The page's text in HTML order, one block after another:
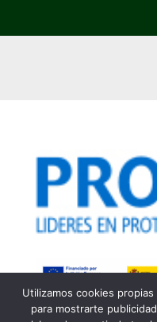
Utilizamos cookies
para mostrarte